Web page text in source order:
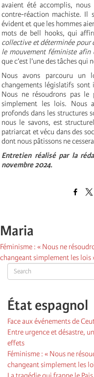
Search
État espagnol
Face aux événements de
Entre urgence et désastre,
effets
Féminisme : « Nous ne
changeant simplement les
avaient été accomplis, nous
contre-réaction machiste. Il
évident et que les hommes
mots de bell hooks, qui
collective et déterminée pour
le mouvement féministe
que c’est l’une des tâches qui
Nous avons parcouru un
changements législatifs sont
Nous ne résoudrons pas
simplement les lois. Nous
profonds dans les structures
nous le savons, est
patriarcat et vécu dans des
dont nous pâtissons ne
Entretien réalisé par la
novembre 2024.
Maria
Féminisme : « Nous ne
changeant simplement les lois